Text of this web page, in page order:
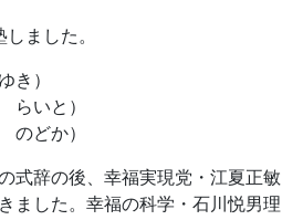
ました。
き）
らいと）
のどか）
式辞の後、幸福実現党・江夏正敏
ました。幸福の科学・石川悦男理